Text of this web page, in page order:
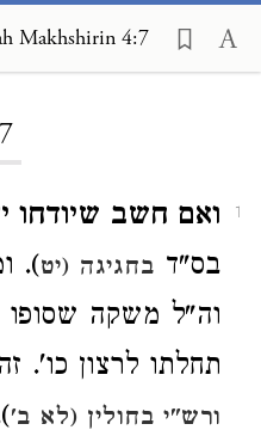
Makhshirin 4:7
1 ואם חשב שיודחו
בס"ד בחגיגה (יט).
וה"ל משקה שסופו
תחלתו לרצון כו'.
ורש"י בחולין (לא ב'